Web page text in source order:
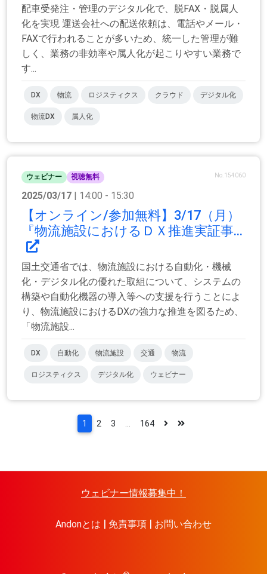
配車受発注・管理のデジタル化で、脱FAX・脱属人
化を実現 運送会社への配送依頼は、電話やメール・
FAXで行われることが多いため、統一した管理が難
しく、業務の非効率や属人化が起こりやすい業務で
す...
DX 物流 ロジスティクス クラウド デジタル化
物流DX 属人化
ウェビナー 視聴無料 No.154060
2025/03/17 | 14:00 - 15:30
【オンライン/参加無料】3/17（月）
『物流施設におけるＤＸ推進実証事...
国土交通省では、物流施設における自動化・機械
化・デジタル化の優れた取組について、システムの
構築や自動化機器の導入等への支援を行うことによ
り、物流施設におけるDXの強力な推進を図るため、
「物流施設...
DX 自動化 物流施設 交通 物流
ロジスティクス デジタル化 ウェビナー
1 2 3 164
ウェビナー情報募集中！
Andonとは 免責事項 お問い合わせ